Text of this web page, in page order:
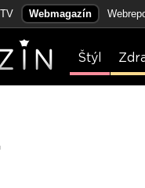
Webmagazín
Štýl